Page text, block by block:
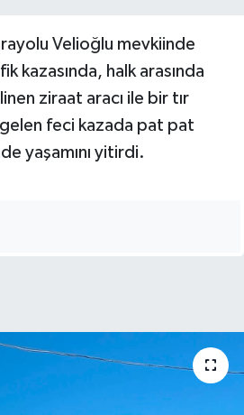
Velioğlu mevkiinde
kazasında, halk arasında
ziraat aracı ile bir tır
feci kazada pat pat
yaşamını yitirdi.